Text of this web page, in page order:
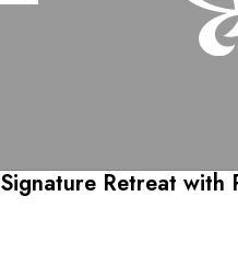
Signature Retreat with